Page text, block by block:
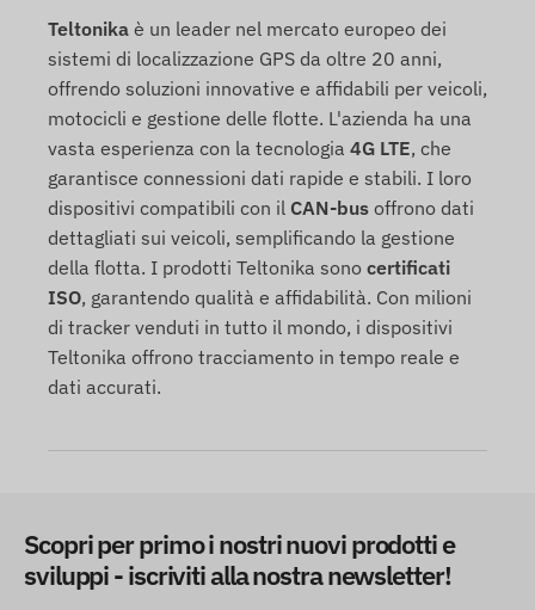
Teltonika è un leader nel mercato europeo dei
sistemi di localizzazione GPS da oltre 20 anni,
offrendo soluzioni innovative e affidabili per veicoli,
motocicli e gestione delle flotte. L'azienda ha una
vasta esperienza con la tecnologia 4G LTE, che
garantisce connessioni dati rapide e stabili. I loro
dispositivi compatibili con il CAN-bus offrono dati
dettagliati sui veicoli, semplificando la gestione
della flotta. I prodotti Teltonika sono certificati
ISO, garantendo qualità e affidabilità. Con milioni
di tracker venduti in tutto il mondo, i dispositivi
Teltonika offrono tracciamento in tempo reale e
dati accurati.
Scopri per primo i nostri nuovi prodotti e
sviluppi - iscriviti alla nostra newsletter!